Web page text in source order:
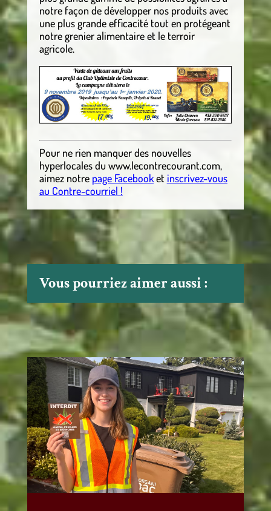
notre façon de développer nos produits avec
une plus grande efficacité tout en protégeant
notre grenier alimentaire et le terroir
agricole.
Pour ne rien manquer des nouvelles
hyperlocalesdu www.lecontrecourant.com,
aimez notre page Facebooket inscrivez-vous
au Contre-courriel !
Vous pourriez aimer aussi :